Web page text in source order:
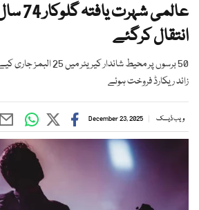
عالمی
انتقال کرگئے
زائد ریکارڈ فروخت ہوئے
ویب ڈیسک December 23, 2025